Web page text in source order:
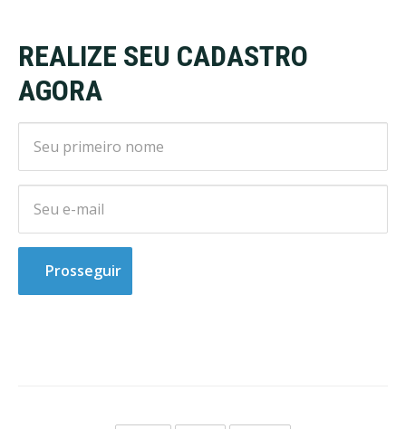
REALIZE SEU CADASTRO
AGORA
Prosseguir